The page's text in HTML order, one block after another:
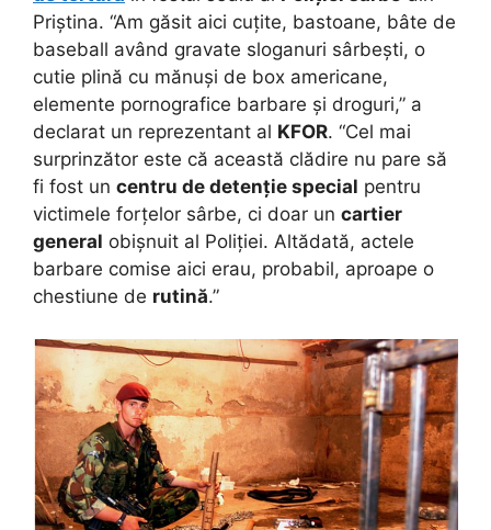
Priștina. “Am găsit aici cuțite, bastoane, bâte de
baseball având gravate sloganuri sârbești, o
cutie plină cu mănuși de box americane,
elemente pornografice barbare și droguri,” a
declarat un reprezentant al KFOR. “Cel mai
surprinzător este că această clădire nu pare să
fi fost un centru de detenție special pentru
victimele forțelor sârbe, ci doar un cartier
general obișnuit al Poliției. Altădată, actele
barbare comise aici erau, probabil, aproape o
chestiune de rutină.”